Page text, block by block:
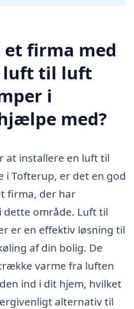
et firma med
luft til luft
i
med?
at installere en luft til
i Tofterup, er det en god
firma, der har
dette område. Luft til
er en effektiv løsning til
af din bolig. De
varme fra luften
ind i dit hjem, hvilket
alternativ til